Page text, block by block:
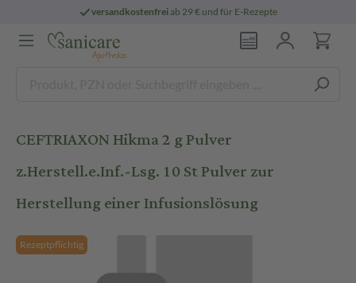
versandkostenfreiab 29 € und für E-Rezepte
CEFTRIAXON Hikma 2 g Pulver
z.Herstell.e.Inf.-Lsg. 10 St Pulver zur
Herstellung einer Infusionslösung
Rezeptpflichtig